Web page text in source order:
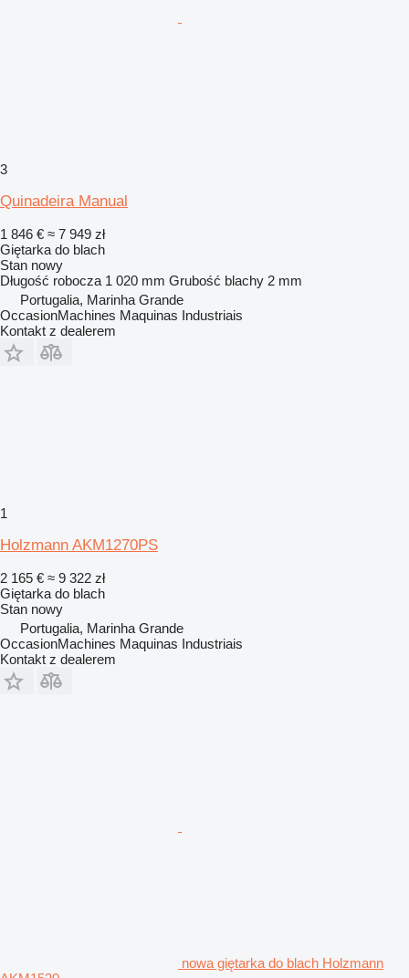
3
Quinadeira Manual
1 846 € ≈ 7 949 zł
Giętarka do blach
Stan nowy
Długość robocza 1 020 mm Grubość blachy 2 mm
Portugalia, Marinha Grande
OccasionMachines Maquinas Industriais
Kontakt z dealerem
1
Holzmann AKM1270PS
2 165 € ≈ 9 322 zł
Giętarka do blach
Stan nowy
Portugalia, Marinha Grande
OccasionMachines Maquinas Industriais
Kontakt z dealerem
nowa giętarka do blach Holzmann